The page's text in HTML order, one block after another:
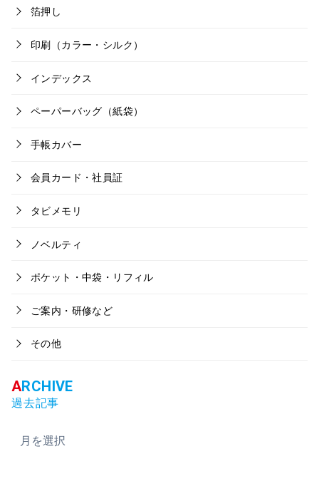
箔押し
印刷（カラー・シルク）
インデックス
ペーパーバッグ（紙袋）
手帳カバー
会員カード・社員証
タビメモリ
ノベルティ
ポケット・中袋・リフィル
ご案内・研修など
その他
過去記事
ー